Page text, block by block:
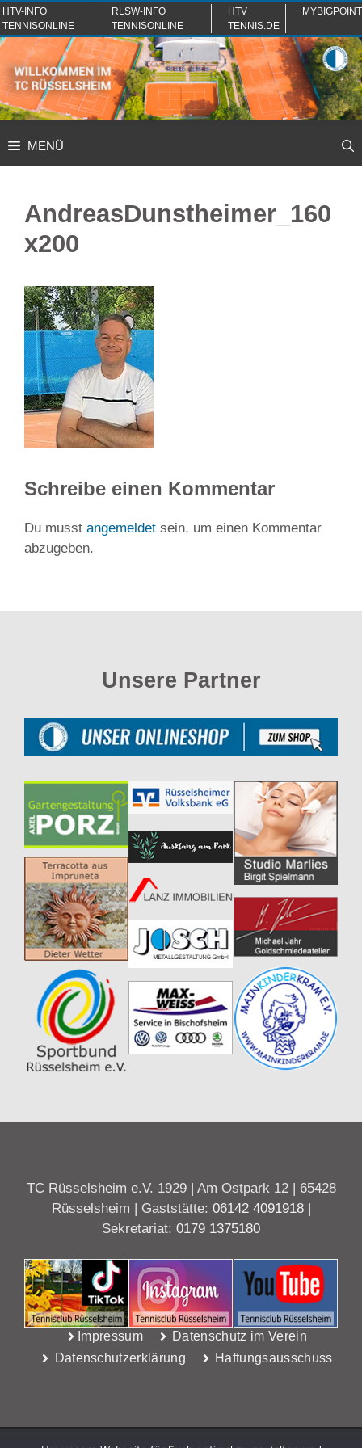
Zum
Inhalt
springen
HTV-INFO
TENNISONLINE
RLSW-INFO
TENNISONLINE
HTV
TENNIS.DE
MYBIGPOINT
MENÜ
AndreasDunstheimer_160
x200
Schreibe einen Kommentar
Du musst angemeldet sein, um einen Kommentar
abzugeben.
Unsere Partner
TC Rüsselsheim e.V. 1929 | Am Ostpark 12 | 65428
Rüsselsheim | Gaststätte: 06142 4091918|
Sekretariat: 0179 1375180
Impressum
Datenschutz im Verein
Datenschutzerklärung
Haftungsausschuss